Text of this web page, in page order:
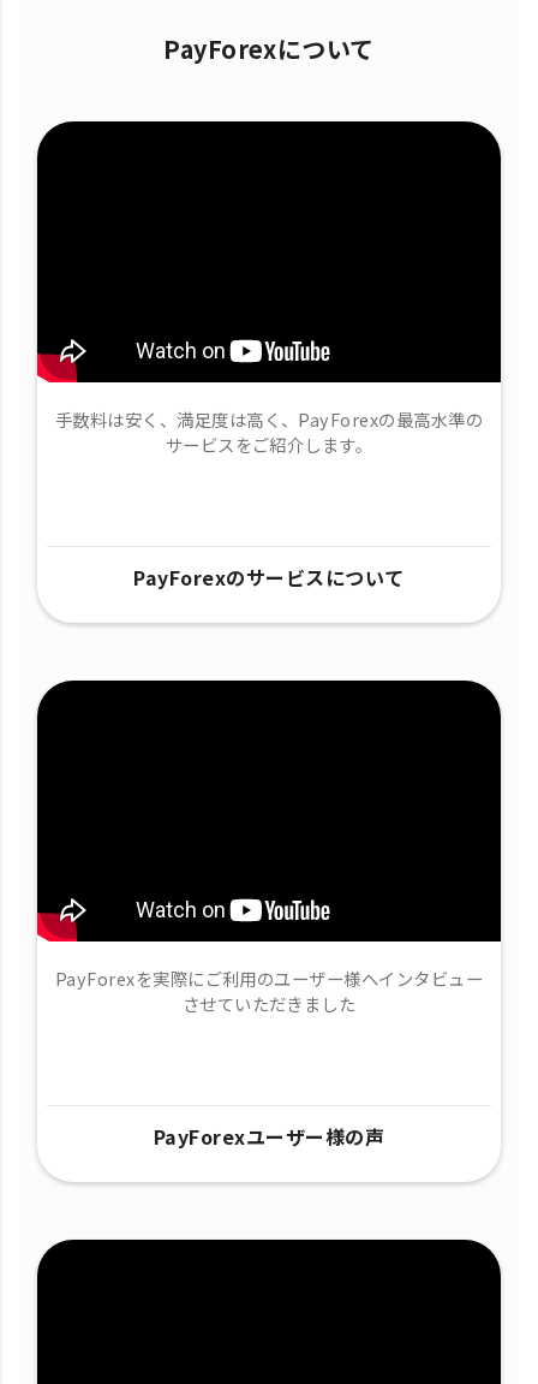
PayForexについて
手数料は安く、満足度は高く、PayForexの最高水準の
サービスをご紹介します。
PayForexのサービスについて
PayForexを実際にご利用のユーザー様へインタビュー
させていただきました
PayForexユーザー様の声​